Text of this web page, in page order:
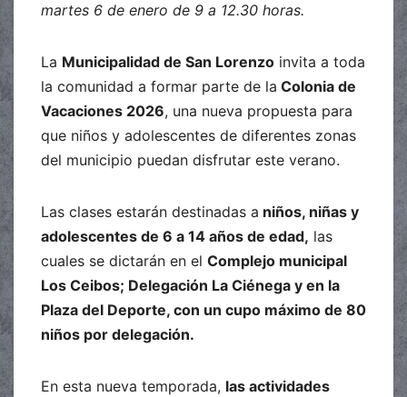
martes 6 de enero de 9 a 12.30 horas.
La Municipalidad de San Lorenzo invita a toda
la comunidad a formar parte de la Colonia de
Vacaciones 2026, una nueva propuesta para
que niños y adolescentes de diferentes zonas
del municipio puedan disfrutar este verano.
Las clases estarán destinadas a niños, niñas y
adolescentes de 6 a 14 años de edad, las
cuales se dictarán en el Complejo municipal
Los Ceibos; Delegación La Ciénega y en la
Plaza del Deporte, con un cupo máximo de 80
niños por delegación.
En esta nueva temporada, las actividades